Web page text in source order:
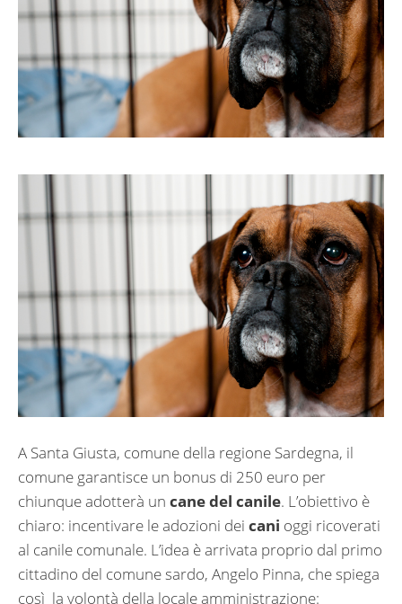
A Santa Giusta, comune della regione Sardegna, il
comune garantisce un bonus di 250 euro per
chiunque adotterà un cane del canile. L’obiettivo è
chiaro: incentivare le adozioni dei cani oggi ricoverati
al canile comunale. L’idea è arrivata proprio dal primo
cittadino del comune sardo, Angelo Pinna, che spiega
così la volontà della locale amministrazione: